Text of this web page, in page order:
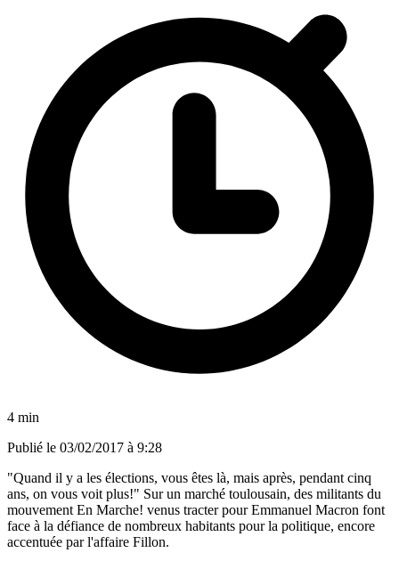
4 min
Publié le 03/02/2017 à 9:28
"Quand il y a les élections, vous êtes là, mais après, pendant cinq
ans, on vous voit plus!" Sur un marché toulousain, des militants du
mouvement En Marche! venus tracter pour Emmanuel Macron font
face à la défiance de nombreux habitants pour la politique, encore
accentuée par l'affaire Fillon.